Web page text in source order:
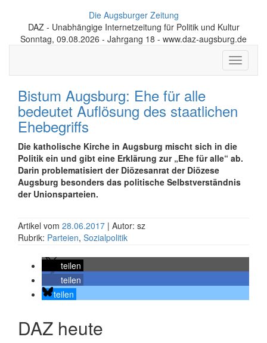
Die Augsburger Zeitung
DAZ - Unabhängige Internetzeitung für Politik und Kultur
Sonntag, 09.08.2026 - Jahrgang 18 - www.daz-augsburg.de
Toggle
Bistum Augsburg: Ehe für alle
bedeutet Auflösung des staatlichen
Ehebegriffs
Die katholische Kirche in Augsburg mischt sich in die
Politik ein und gibt eine Erklärung zur „Ehe für alle“ ab.
Darin problematisiert der Diözesanrat der Diözese
Augsburg besonders das politische Selbstverständnis
der Unionsparteien.
Artikel vom 28.06.2017 | Autor: sz
Rubrik: Parteien, Sozialpolitik
teilen
teilen
teilen
DAZ heute